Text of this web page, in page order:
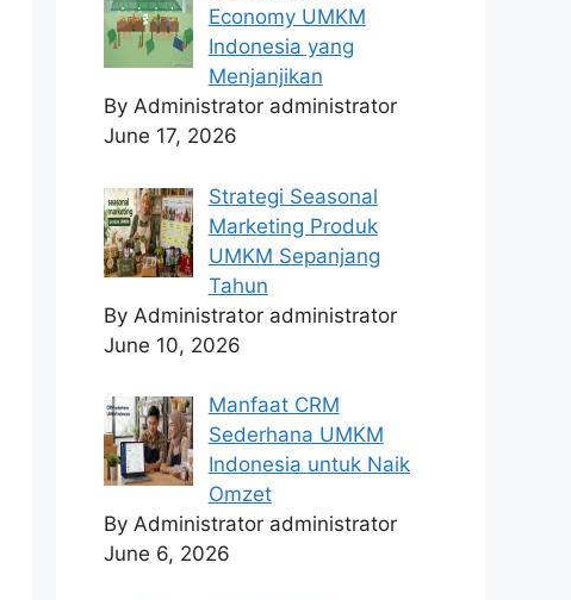
Economy UMKM
Indonesia yang
Menjanjikan
By Administrator administrator
June 17, 2026
Strategi Seasonal
Marketing Produk
UMKM Sepanjang
Tahun
By Administrator administrator
June 10, 2026
Manfaat CRM
Sederhana UMKM
Indonesia untuk Naik
Omzet
By Administrator administrator
June 6, 2026